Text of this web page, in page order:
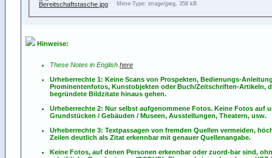
Mime-Type: image/jpeg, 358 kB
Hinweise:
These Notes in English here
Urheberrechte 1: Keine Scans von Prospekten, Bedienungs-
Prominentenfotos, Kunstobjekten oder Buch/Zeitschriften-Artikeln,
begründete Bildzitate hinaus gehen.
Urheberrechte 2: Nur selbst aufgenommene Fotos. Keine Fotos auf
Grundstücken / Gebäuden / Museen, Ausstellungen, Theatern, usw.
Urheberrechte 3: Textpassagen von fremden Quellen vermeiden,
Zeilen deutlich als Zitat erkennbar mit genauer Quellenangabe.
Keine Fotos, auf denen Personen erkennbar oder zuord-bar sind,